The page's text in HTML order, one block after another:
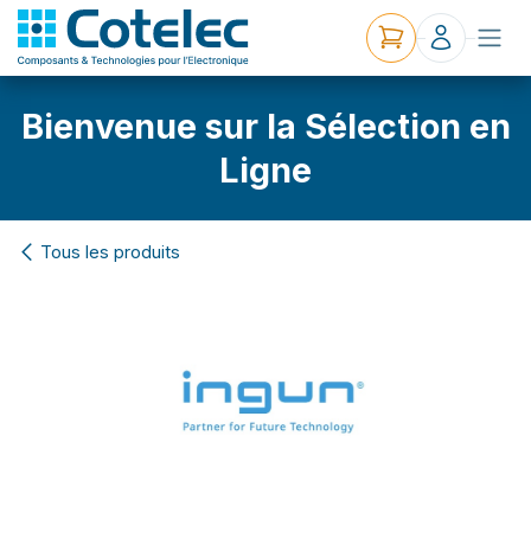
Bienvenue sur la Sélection en
Ligne
Tous les produits